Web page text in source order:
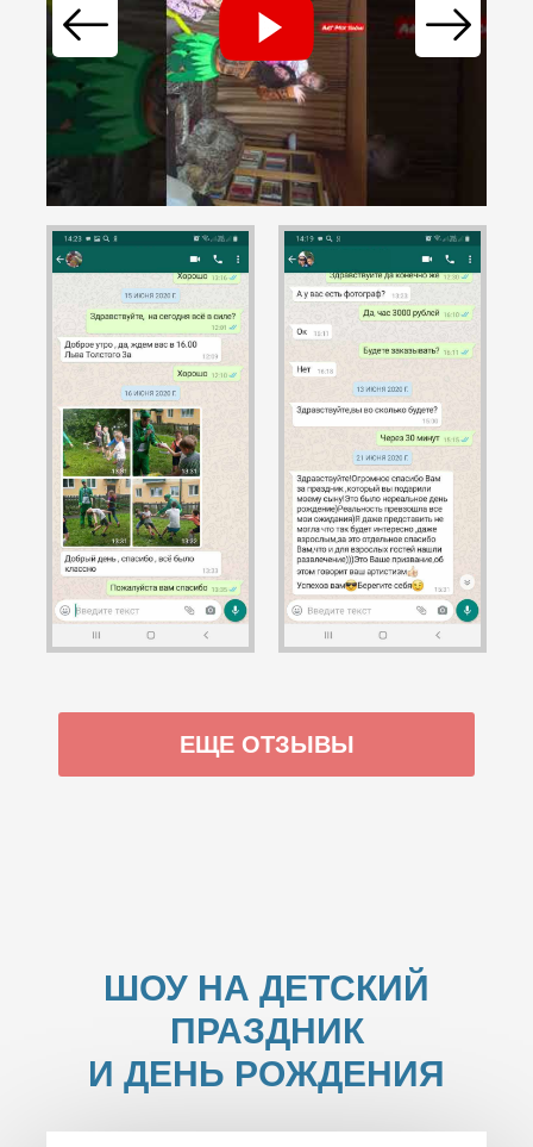
ЕЩЕ ОТЗЫВЫ
ШОУ НА ДЕТСКИЙ
ПРАЗДНИК
И ДЕНЬ РОЖДЕНИЯ